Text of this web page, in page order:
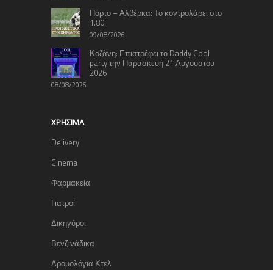
Πόρτο – Αλβέρκα: Το κοντρολάρει στο
1.80!
09/08/2026
Κοζάνη: Επιστρέφει το Daddy Cool
party την Παρασκευή 21 Αυγούστου
2026
08/08/2026
ΧΡΉΣΙΜΑ
Delivery
Cinema
Φαρμακεία
Γιατροί
Δικηγόροι
Βενζινάδικα
Δρομολόγια Κτελ